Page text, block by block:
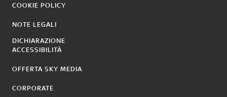
COOKIE POLICY
NOTE LEGALI
DICHIARAZIONE
ACCESSIBILITÀ
OFFERTA SKY MEDIA
CORPORATE